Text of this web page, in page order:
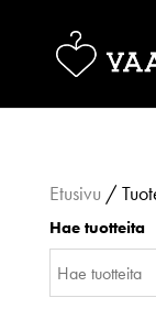
Etusivu /
Hae tuotteita